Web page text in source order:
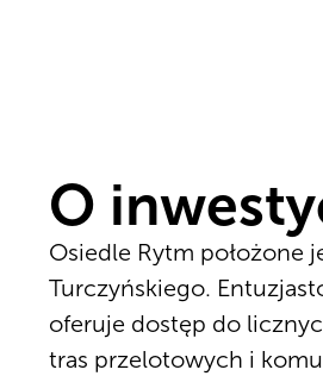
O
Osiedle Rytm położone
Turczyńskiego.
oferuje dostęp do
tras przelotowych i